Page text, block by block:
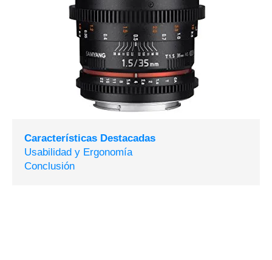
Características Destacadas
Usabilidad y Ergonomía
Conclusión